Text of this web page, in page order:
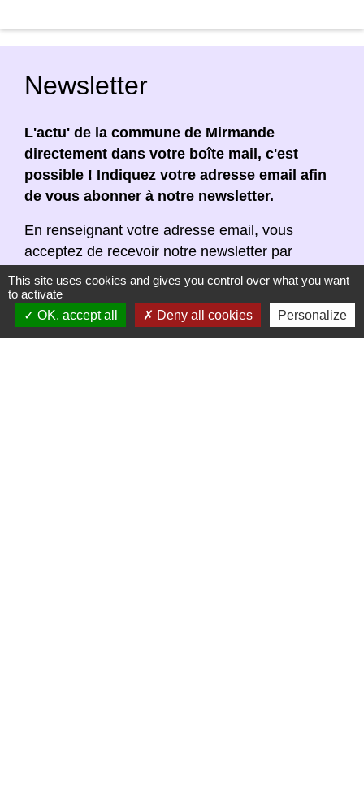
Newsletter
L'actu' de la commune de Mirmande
directement dans votre boîte mail, c'est
possible ! Indiquez votre adresse email afin
de vous abonner à notre newsletter.
En renseignant votre adresse email, vous
acceptez de recevoir notre newsletter par
courrier électronique. Vous pouvez vous
désinscrire à tout moment en cliquant dans un
lien de désinscription dans chaque newsletter
réceptionnée.
This site uses cookies and gives you control over what you want
to activate
OK, accept all
Deny all cookies Personalize